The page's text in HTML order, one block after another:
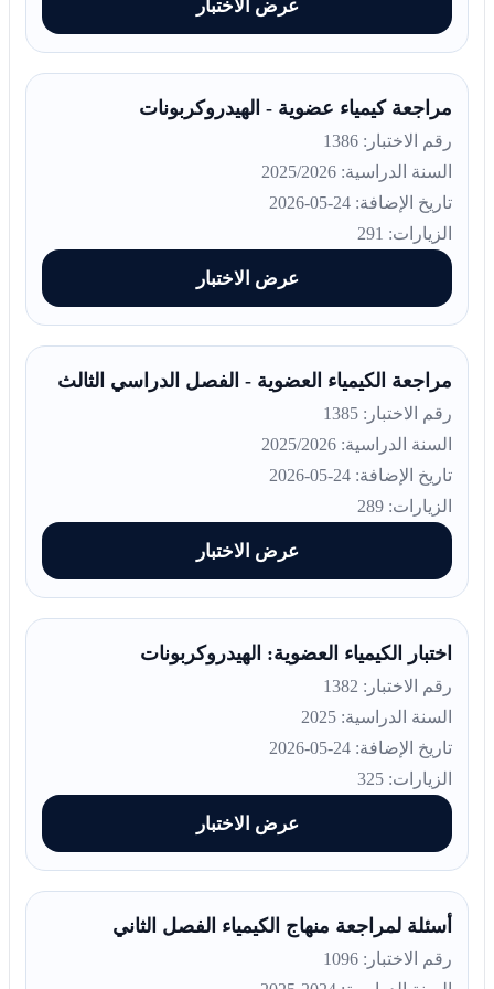
عرض الاختبار
مراجعة كيمياء عضوية - الهيدروكربونات
رقم الاختبار: 1386
السنة الدراسية: 2025/2026
تاريخ الإضافة: 24-05-2026
الزيارات: 291
عرض الاختبار
مراجعة الكيمياء العضوية - الفصل الدراسي الثالث
رقم الاختبار: 1385
السنة الدراسية: 2025/2026
تاريخ الإضافة: 24-05-2026
الزيارات: 289
عرض الاختبار
اختبار الكيمياء العضوية: الهيدروكربونات
رقم الاختبار: 1382
السنة الدراسية: 2025
تاريخ الإضافة: 24-05-2026
الزيارات: 325
عرض الاختبار
أسئلة لمراجعة منهاج الكيمياء الفصل الثاني
رقم الاختبار: 1096